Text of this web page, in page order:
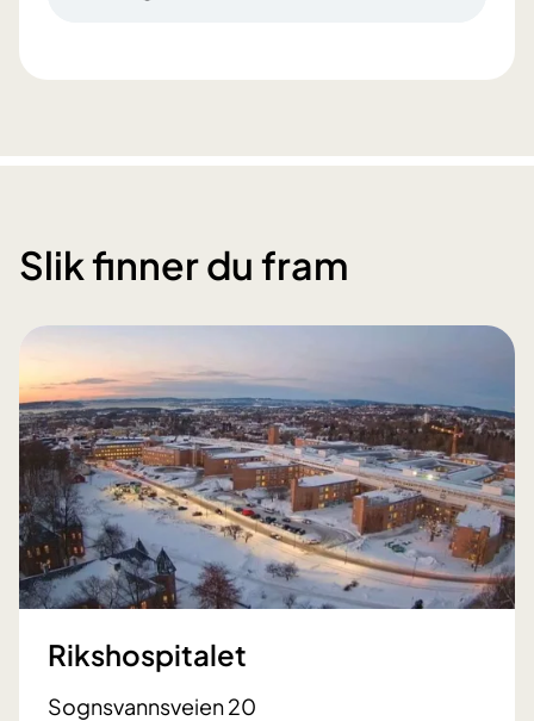
Slik finner du fram
Rikshospitalet
Sognsvannsveien 20